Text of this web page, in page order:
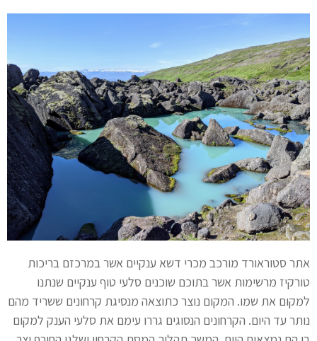
אתר סטוראורד מורכב מכרי דשא ענקיים אשר במרכזם בריכות
טורקיז מרשימות אשר בתוכם שוכנים סלעי טוף ענקיים שנתנו
למקום את שמו. המקום נוצר כתוצאה מנסיגת קרחונים ששריד מהם
נותר עד היום. הקרחונים הנסוגים גררו עימם את סלעי הענק למקום